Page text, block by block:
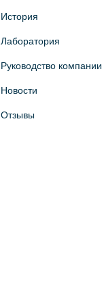
История
Лаборатория
Руководство компании
Новости
Отзывы